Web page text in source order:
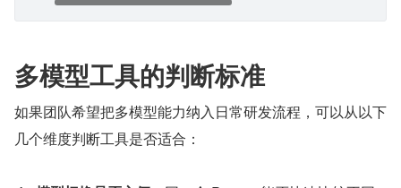
多模型工具的判断标准
如果团队希望把多模型能力纳入日常研发流程，可以从以下
几个维度判断工具是否适合：